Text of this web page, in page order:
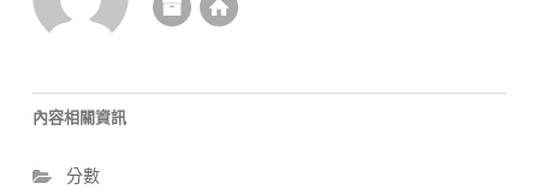
內容相關資訊
分數